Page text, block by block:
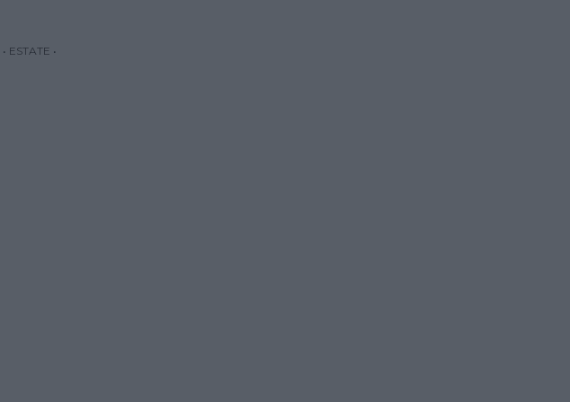
• ESTATE •